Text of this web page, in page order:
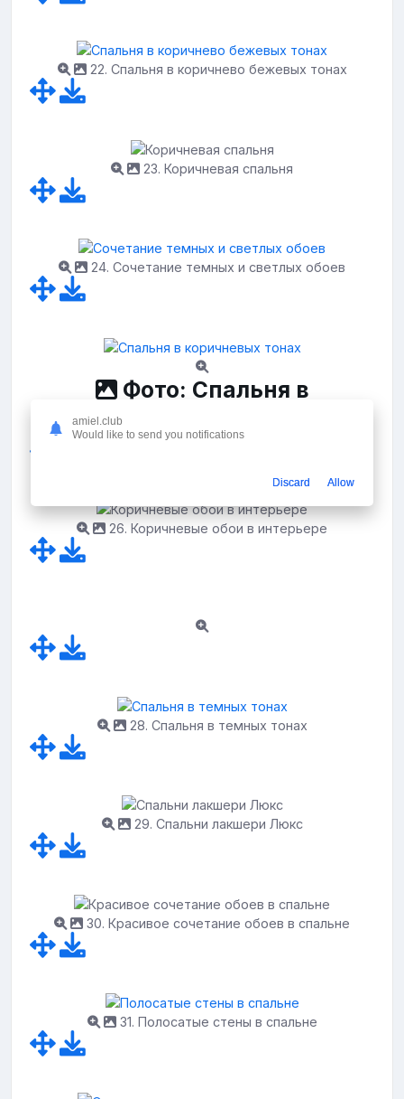
22. Спальня в коричнево бежевых тонах
23. Коричневая спальня
24. Сочетание темных и светлых обоев
Фото: Спальня в
коричневых тонах
26. Коричневые обои в интерьере
28. Спальня в темных тонах
29. Спальни лакшери Люкс
30. Красивое сочетание обоев в спальне
31. Полосатые стены в спальне
amiel.club
Would like to send you notifications
Discard Allow